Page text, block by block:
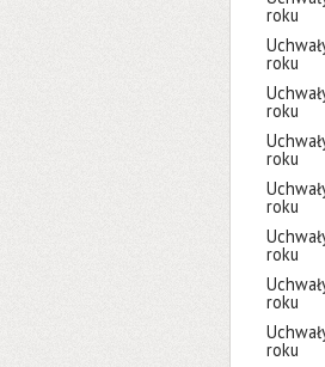
roku
roku
roku
roku
roku
roku
roku
roku